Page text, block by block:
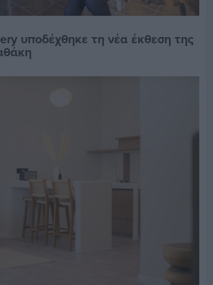
υποδέχθηκε τη νέα έκθεση της